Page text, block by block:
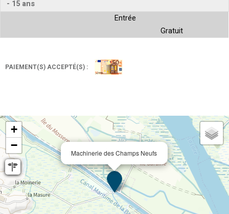
- 15 ans
Entrée
Gratuit
PAIEMENT(S) ACCEPTÉ(S) :
Machinerie des Champs Neufs
+
−